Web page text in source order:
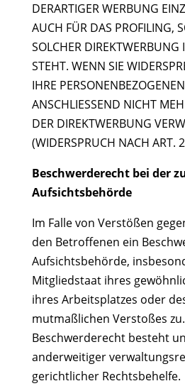
DERARTIGER WERBUNG
AUCH FÜR DAS PROFILING,
SOLCHER
STEHT. WENN SIE
IHRE
ANSCHLIESSEND NICHT
DER DIREKTWERBUNG
(WIDERSPRUCH NACH ART.
Beschwerde­recht bei der
Aufsichts­behörde
Im Falle von Verstößen
den Betroffenen ein
Aufsichtsbehörde,
Mitgliedstaat ihres
ihres Arbeitsplatzes oder
mutmaßlichen Verstoßes
Beschwerderecht besteht
anderweitiger
gerichtlicher Rechtsbehelfe.